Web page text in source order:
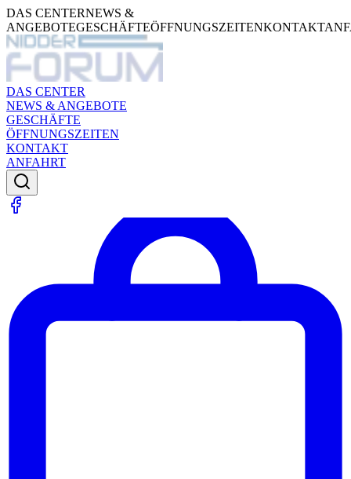
DAS CENTERNEWS &
ANGEBOTEGESCHÄFTEÖFFNUNGSZEITENKONTAKT
DAS CENTER
NEWS & ANGEBOTE
GESCHÄFTE
ÖFFNUNGSZEITEN
KONTAKT
ANFAHRT